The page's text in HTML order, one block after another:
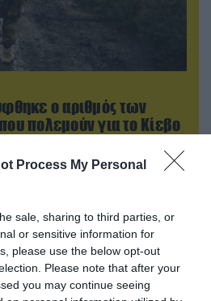
Process My Personal
sale, sharing to third parties, or
or sensitive information for
please use the below opt-out
Please note that after your
you may continue seeing
ο αριθμός των
πολεμούν για το Κίεβο